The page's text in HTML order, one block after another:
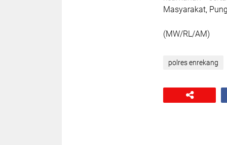
Masyarakat,
(MW/RL/AM)
polres enrekang